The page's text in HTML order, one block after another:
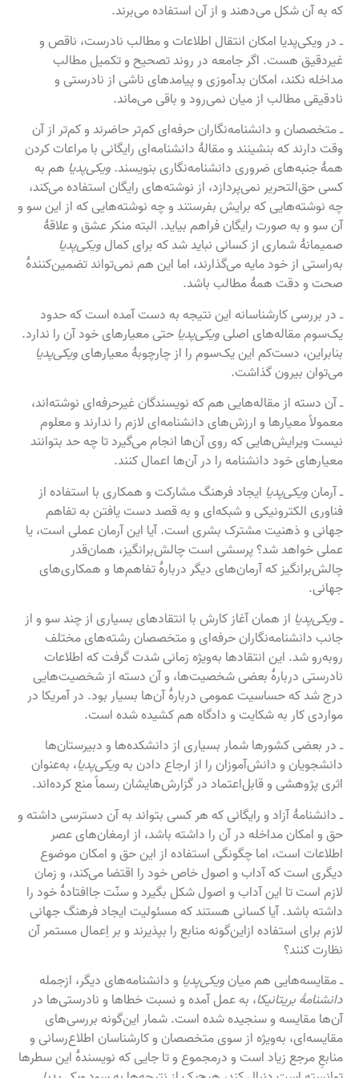
که به آن شکل می‌دهند و از آن استفاده می‌برند.
ـ در ویکی‌پدیا امکان انتقال اطلاعات و مطالب نادرست، ناقص و
غیردقیق هست. اگر جامعه در روند تصحیح و تکمیل مطالب
مداخله نکند، امکان بدآموزی و پیامدهای ناشی از نادرستی و
نادقیقی مطالب از میان نمی‌رود و باقی می‌ماند.
ـ متخصصان و دانشنامه‌نگاران حرفه‌ای کم‌تر حاضرند و کم‌تر از آن
وقت دارند که بنشینند و مقالهٔ دانشنامه‌ای رایگانی با مراعات کردن
همهٔ جنبه‌های ضروری دانشنامه‌نگاری بنویسند. ویکی‌پدیاهم به
کسی حق‌التحریر نمی‌پردازد، از نوشته‌های رایگان استفاده می‌کند،
چه نوشته‌هایی که برایش بفرستند و چه نوشته‌هایی که از این سو و
آن سو و به صورت رایگان فراهم بیاید. البته منکر عشق و علاقهٔ
صمیمانهٔ شماری از کسانی نباید شد که برای کمال ویکی‌پدیا
به‌راستی از خود مایه می‌گذارند، اما این هم نمی‌تواند تضمین‌کنندهٔ
صحت و دقت همهٔ مطالب باشد.
ـ در بررسی کارشناسانه این نتیجه به دست آمده است که حدود
یک‌سوم مقاله‌های اصلی ویکی‌پدیاحتی معیارهای خود آن را ندارد.
بنابراین، دست‌کم این یک‌سوم را از چارچوبهٔ معیارهای ویکی‌پدیا
می‌توان بیرون گذاشت.
ـ آن دسته از مقاله‌هایی هم که نویسندگان غیرحرفه‌ای نوشته‌اند،
معمولاً‍ معیارها و ارزش‌های دانشنامه‌ای لازم را ندارند و معلوم
نیست ویرایش‌هایی که روی آن‌ها انجام می‌گیرد تا چه حد بتوانند
معیارهای خود دانشنامه را در آن‌ها اعمال کنند.
ـ آرمان ویکی‌پدیاایجاد فرهنگ مشارکت و همکاری با استفاده از
فناوری الکترونیکی و شبکه‌ای و به قصد دست یافتن به تفاهم
جهانی و ذهنیت مشترک بشری است. آیا این آرمان عملی است، یا
عملی خواهد شد؟ پرسشی است چالش‌برانگیز، همان‌قدر
چالش‌برانگیز که آرمان‌های دیگر دربارهٔ تفاهم‌ها و همکاری‌های
جهانی.
ـ ویکی‌پدیااز همان آغاز کارش با انتقادهای بسیاری از چند سو و از
جانب دانشنامه‌نگاران حرفه‌ای و متخصصان رشته‌های مختلف
روبه‌رو شد. این انتقادها به‌ویژه زمانی شدت گرفت که اطلاعات
نادرستی دربارهٔ بعضی شخصیت‌ها، و آن دسته از شخصیت‌هایی
درج شد که حساسیت عمومی دربارهٔ آن‌ها بسیار بود. در آمریکا در
مواردی کار به شکایت و دادگاه هم کشیده شده است.
ـ در بعضی کشورها شمار بسیاری از دانشکده‌ها و دبیرستان‌ها
دانشجویان و دانش‌آموزان را از ارجاع دادن به ویکی‌پدیا، به‌عنوان
اثری پژوهشی و قابل‌اعتماد در گزارش‌هایشان رسماً منع کرده‌اند.
ـ دانشنامهٔ آزاد و رایگانی که هر کسی بتواند به آن دسترسی داشته و
حق و امکان مداخله در آن را داشته باشد، از ارمغان‌های عصر
اطلاعات است، اما چگونگی استفاده از این حق و امکان موضوع
دیگری است که آداب و اصول خاص خود را اقتضا می‌کند، و زمان
لازم است تا این آداب و اصول شکل بگیرد و سنّت جاافتادهٔ خود را
داشته باشد. آیا کسانی هستند که مسئولیت ایجاد فرهنگ جهانی
لازم برای استفاده ازاین‌گونه منابع را بپذیرند و بر اِعمال مستمر آن
نظارت کنند؟
ـ مقایسه‌هایی هم میان ویکی‌پدیاو دانشنامه‌های دیگر، ازجمله
دانشنامهٔ بریتانیکا، به عمل آمده و نسبت خطاها و نادرستی‌ها در
آن‌ها مقایسه و سنجیده شده است. شمار این‌گونه بررسی‌های
مقایسه‌ای، به‌ویژه از سوی متخصصان و کارشناسان اطلاع‌رسانی و
منابعِ مرجع زیاد است و درمجموع و تا جایی که نویسندهٔ این سطرها